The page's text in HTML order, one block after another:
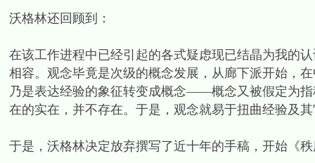
沃格林还回顾到：
在该工作进程中已经引起的各式疑虑现已结晶为我的
相容。观念毕竟是次级的概念发展，从廊下派开始，
乃是表达经验的象征转变成概念——概念又被假定为
在的实在，并不存在。于是，观念就易于扭曲经验及
于是，沃格林决定放弃撰写了近十年的手稿，开始《